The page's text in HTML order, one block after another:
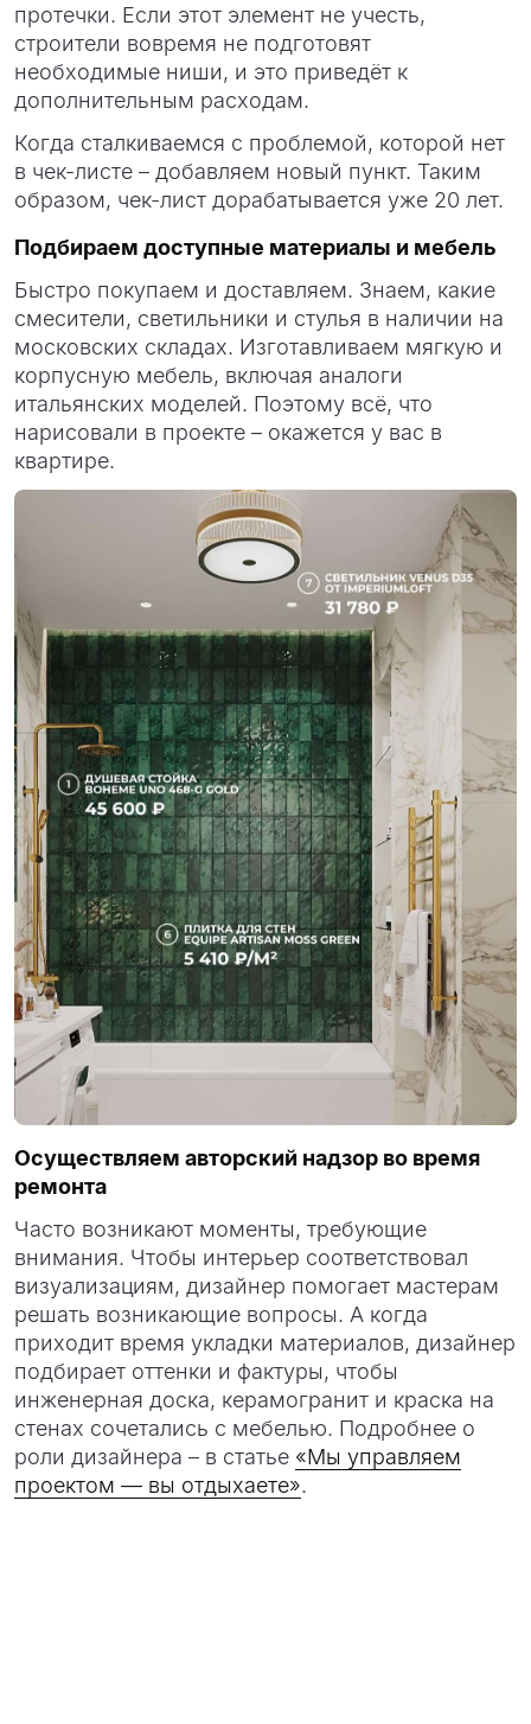
протечки. Если этот элемент не учесть,
строители вовремя не подготовят
необходимые ниши, и это приведёт к
дополнительным расходам.
Когда сталкиваемся с проблемой, которой нет
в чек-листе – добавляем новый пункт. Таким
образом, чек-лист дорабатывается уже 20 лет.
Подбираем доступные материалы и мебель
Быстро покупаем и доставляем. Знаем, какие
смесители, светильники и стулья в наличии на
московских складах. Изготавливаем мягкую и
корпусную мебель, включая аналоги
итальянских моделей. Поэтому всё, что
нарисовали в проекте – окажется у вас в
квартире.
Осуществляем авторский надзор во время
ремонта
Часто возникают моменты, требующие
внимания. Чтобы интерьер соответствовал
визуализациям, дизайнер помогает мастерам
решать возникающие вопросы. А когда
приходит время укладки материалов, дизайнер
подбирает оттенки и фактуры, чтобы
инженерная доска, керамогранит и краска на
стенах сочетались с мебелью. Подробнее о
роли дизайнера – в статье «Мы управляем
проектом — вы отдыхаете».